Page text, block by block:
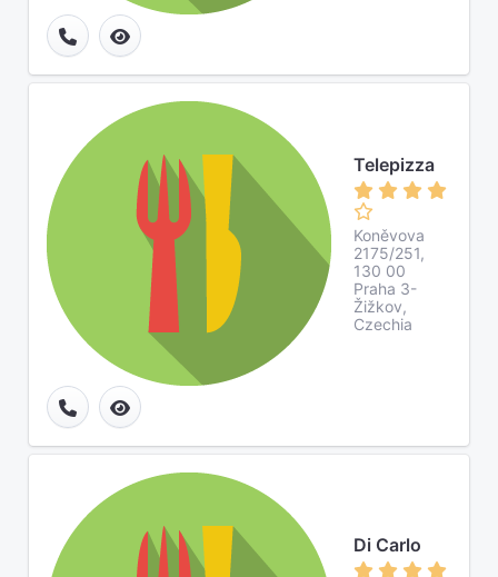
Telepizza
Koněvova
2175/251,
130 00
Praha 3-
Žižkov,
Czechia
Di Carlo